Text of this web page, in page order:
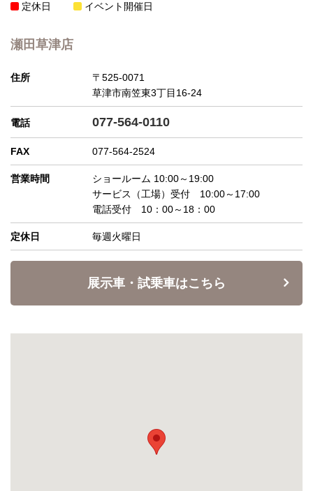
瀬田草津店
住所
〒525-0071
草津市南笠東3丁目16-24
電話 077-564-0110
FAX 077-564-2524
営業時間
ショールーム 10:00～19:00
サービス（工場）受付 10:00～17:00
電話受付 10：00～18：00
定休日 毎週火曜日
展示車・試乗車はこちら
定休日 イベント開催日